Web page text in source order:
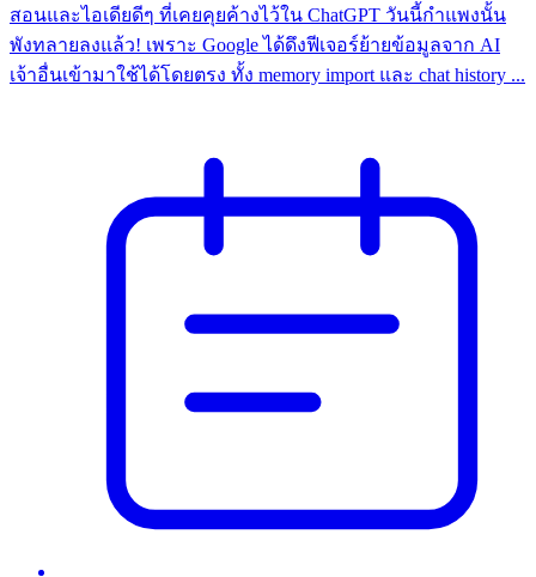
สอนและไอเดียดีๆ ที่เคยคุยค้างไว้ใน ChatGPT วันนี้กำแพงนั้น
พังทลายลงแล้ว! เพราะ Google ได้ดึงฟีเจอร์ย้ายข้อมูลจาก AI
เจ้าอื่นเข้ามาใช้ได้โดยตรง ทั้ง memory import และ chat history ...